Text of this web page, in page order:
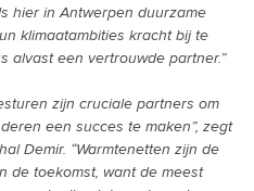
hier in Antwerpen duurzame
klimaatambities kracht bij te
alvast een vertrouwde partner.”
zijn cruciale partners om
een succes te maken”, zegt
Demir. “Warmtenetten zijn de
de toekomst, want de meest